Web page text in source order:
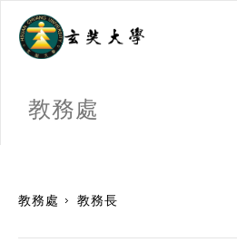
教務處
教務處 教務長